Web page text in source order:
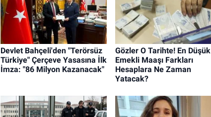
Devlet Bahçeli'den "Terörsüz
Türkiye" Çerçeve Yasasına İlk
İmza: "86 Milyon Kazanacak"
Gözler O Tarihte! En Düşük
Emekli Maaşı Farkları
Hesaplara Ne Zaman
Yatacak?